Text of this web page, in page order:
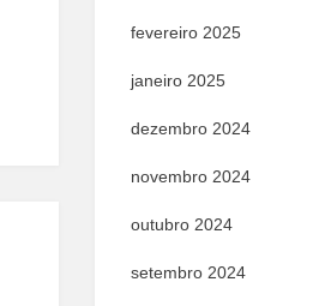
fevereiro 2025
janeiro 2025
dezembro 2024
novembro 2024
outubro 2024
setembro 2024